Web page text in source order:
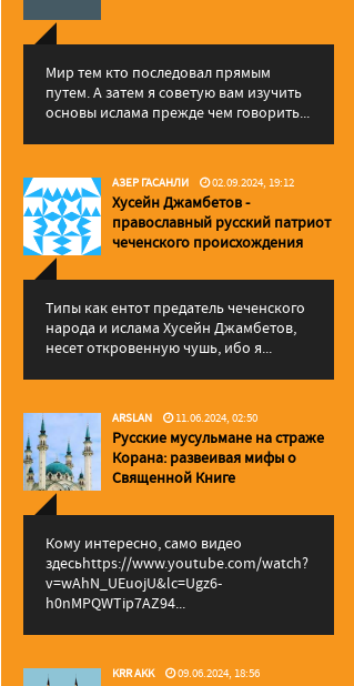
Мир тем кто последовал прямым
путем. А затем я советую вам изучить
основы ислама прежде чем говорить...
АЗЕР ГАСАНЛИ 02.09.2024, 19:12
Хусейн Джамбетов -
православный русский патриот
чеченского происхождения
Типы как ентот предатель чеченского
народа и ислама Хусейн Джамбетов,
несет откровенную чушь, ибо я...
ARSLAN 11.06.2024, 02:50
Русские мусульмане на страже
Корана: pазвеивая мифы о
Священной Книге
Кому интересно, само видео
здесьhttps://www.youtube.com/watch?
v=wAhN_UEuojU&lc=Ugz6-
h0nMPQWTip7AZ94...
KRR AKK 09.06.2024, 18:56